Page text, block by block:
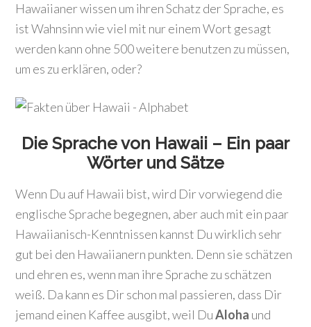
Hawaiianer wissen um ihren Schatz der Sprache, es
ist Wahnsinn wie viel mit nur einem Wort gesagt
werden kann ohne 500 weitere benutzen zu müssen,
um es zu erklären, oder?
Die Sprache von Hawaii – Ein paar
Wörter und Sätze
Wenn Du auf Hawaii bist, wird Dir vorwiegend die
englische Sprache begegnen, aber auch mit ein paar
Hawaiianisch-Kenntnissen kannst Du wirklich sehr
gut bei den Hawaiianern punkten. Denn sie schätzen
und ehren es, wenn man ihre Sprache zu schätzen
weiß. Da kann es Dir schon mal passieren, dass Dir
jemand einen Kaffee ausgibt, weil DuAloha und